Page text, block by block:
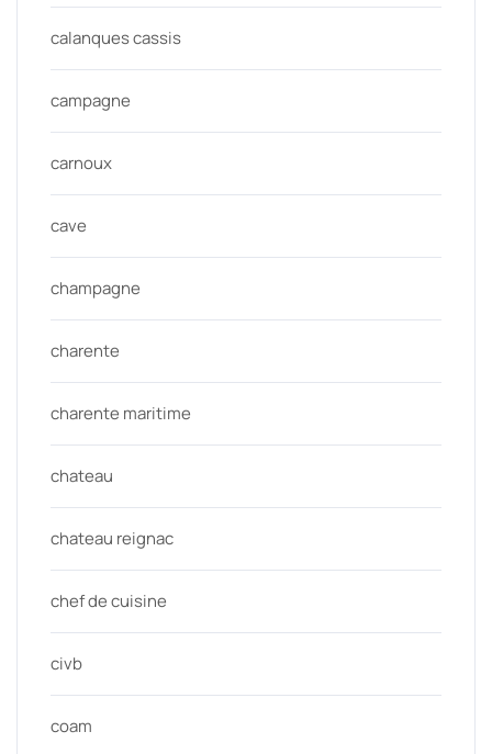
calanques cassis
campagne
carnoux
cave
champagne
charente
charente maritime
chateau
chateau reignac
chef de cuisine
civb
coam